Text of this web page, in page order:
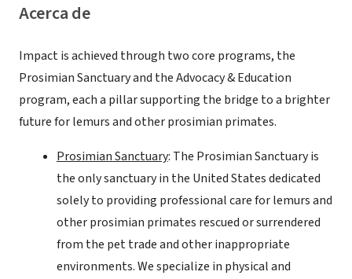
Acerca de
Impact is achieved through two core programs, the
Prosimian Sanctuary and the Advocacy & Education
program, each a pillar supporting the bridge to a brighter
future for lemurs and other prosimian primates.
Prosimian Sanctuary: The Prosimian Sanctuary is
the only sanctuary in the United States dedicated
solely to providing professional care for lemurs and
other prosimian primates rescued or surrendered
from the pet trade and other inappropriate
environments. We specialize in physical and